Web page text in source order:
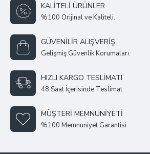
KALITELI ÜRÜNLER
%100 Orijinal ve Kaliteli.
GÜVENILIR ALIŞVERIŞ
Gelişmiş Güvenlik Korumaları.
HIZLI KARGO TESLIMATI
48 Saat İçerisinde Teslimat.
MÜŞTERI MEMNUNIYETI
%100 Memnuniyet Garantisi.